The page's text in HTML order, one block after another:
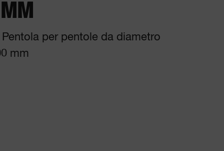
per pentole da diametro
mm